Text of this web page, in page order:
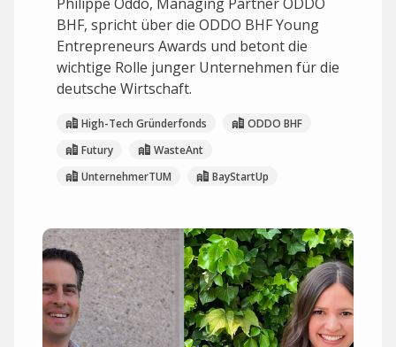
BHF, spricht über die ODDO BHF Young
Entrepreneurs Awards und betont die
wichtige Rolle junger Unternehmen für die
deutsche Wirtschaft.
High-Tech Gründerfonds
ODDO BHF
Futury
WasteAnt
UnternehmerTUM
BayStartUp